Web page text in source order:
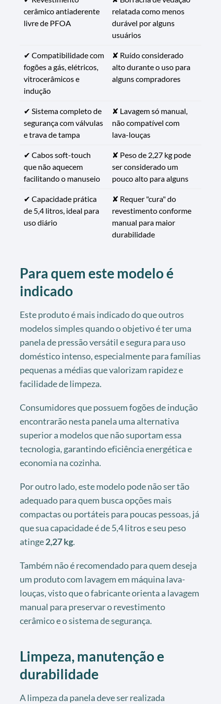
cerâmico antiaderente
livre de PFOA
relatada como menos
durável por alguns
usuários
✔ Compatibilidade com
fogões a gás, elétricos,
vitrocerâmicos e
indução
✘ Ruído considerado
alto durante o uso para
alguns compradores
✔ Sistema completo de
segurança com válvulas
e trava de tampa
✘ Lavagem só manual,
não compatível com
lava-louças
✔ Cabos soft-touch
que não aquecem
facilitando o manuseio
✘ Peso de 2,27 kg pode
ser considerado um
pouco alto para alguns
✔ Capacidade prática
de 5,4 litros, ideal para
uso diário
✘ Requer "cura" do
revestimento conforme
manual para maior
durabilidade
Para quem este modelo é
indicado
Este produto é mais indicado do que outros
modelos simples quando o objetivo é ter uma
panela de pressão versátil e segura para uso
doméstico intenso, especialmente para famílias
pequenas a médias que valorizam rapidez e
facilidade de limpeza.
Consumidores que possuem fogões de indução
encontrarão nesta panela uma alternativa
superior a modelos que não suportam essa
tecnologia, garantindo eficiência energética e
economia na cozinha.
Por outro lado, este modelo pode não ser tão
adequado para quem busca opções mais
compactas ou portáteis para poucas pessoas, já
que sua capacidade é de 5,4 litros e seu peso
atinge2,27 kg.
Também não é recomendado para quem deseja
um produto com lavagem em máquina lava-
louças, visto que o fabricante orienta a lavagem
manual para preservar o revestimento
cerâmico e o sistema de segurança.
Limpeza, manutenção e
durabilidade
A limpeza da panela deve ser realizada